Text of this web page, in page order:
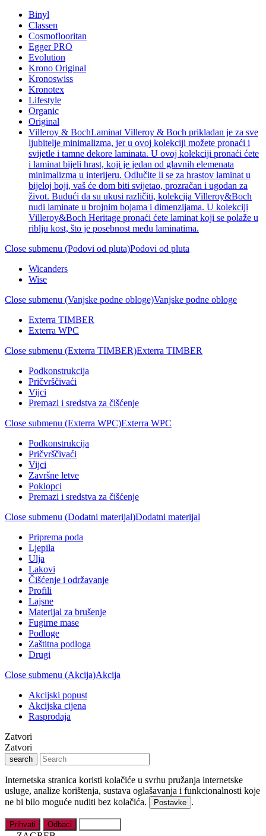
Binyl
Classen
Cosmoflooritan
Egger PRO
Evolution
Krono Original
Kronoswiss
Kronotex
Lifestyle
Organic
Original
Villeroy & BochLaminat Villeroy & Boch prikladan je za sve
ljubitelje minimalizma, jer u ovoj kolekciji možete pronaći i
svijetle i tamne dekore laminata. U ovoj kolekciji pronaći ćete
i laminat bijeli hrast, koji je jedan od glavnih elemenata
minimalizma u interijeru. Odlučite li se za hrastov laminat u
bijeloj boji, vaš će dom biti svijetao, prozračan i ugodan za
život. Budući da su ukusi različiti, kolekcija Villeroy&Boch
nudi laminate u brojnim bojama i dimenzijama. U kolekciji
Villeroy&Boch Heritage pronaći ćete laminat koji se polaže u
riblju kost, što je posebnost među laminatima.
Close submenu (Podovi od pluta)Podovi od pluta
Wicanders
Wise
Close submenu (Vanjske podne obloge)Vanjske podne obloge
Exterra TIMBER
Exterra WPC
Close submenu (Exterra TIMBER)Exterra TIMBER
Podkonstrukcija
Pričvrščivaći
Vijci
Premazi i sredstva za čišćenje
Close submenu (Exterra WPC)Exterra WPC
Podkonstrukcija
Pričvrščivaći
Vijci
Završne letve
Poklopci
Premazi i sredstva za čišćenje
Close submenu (Dodatni materijal)Dodatni materijal
Priprema poda
Ljepila
Ulja
Lakovi
Čišćenje i održavanje
Profili
Lajsne
Materijal za brušenje
Fugirne mase
Podloge
Zaštitna podloga
Drugi
Close submenu (Akcija)Akcija
Akcijski popust
Akcijska cijena
Rasprodaja
Zatvori
Zatvori
search
Internetska stranica koristi kolačiće u svrhu pružanja internetske
usluge, analize korištenja, sustava oglašavanja i funkcionalnosti koje
ne bi bilo moguće nuditi bez kolačića.
Postavke .
Prihvati Odbaci